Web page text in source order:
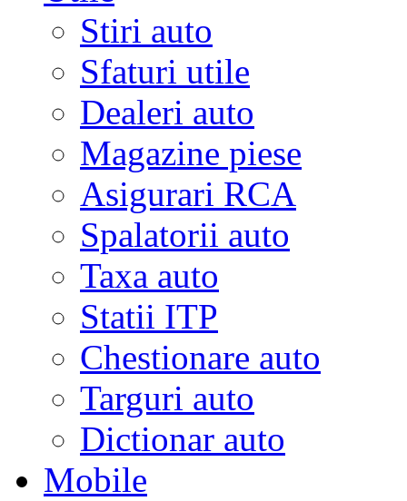
Stiri auto
Sfaturi utile
Dealeri auto
Magazine piese
Asigurari RCA
Spalatorii auto
Taxa auto
Statii ITP
Chestionare auto
Targuri auto
Dictionar auto
Mobile